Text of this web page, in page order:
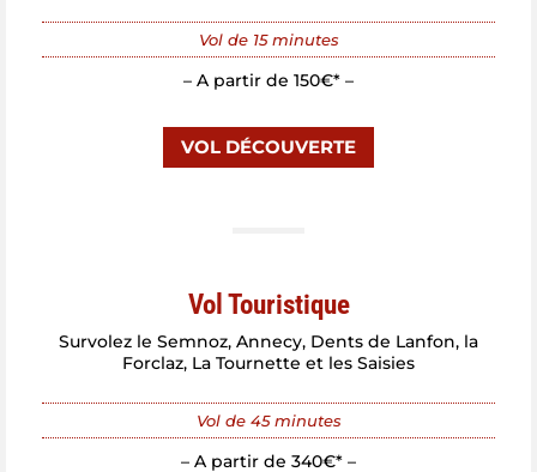
Vol de 15 minutes
– A partir de 150€* –
VOL DÉCOUVERTE
Vol Touristique
Survolez le Semnoz, Annecy, Dents de Lanfon, la
Forclaz, La Tournette et les Saisies
Vol de 45 minutes
– A partir de 340€* –